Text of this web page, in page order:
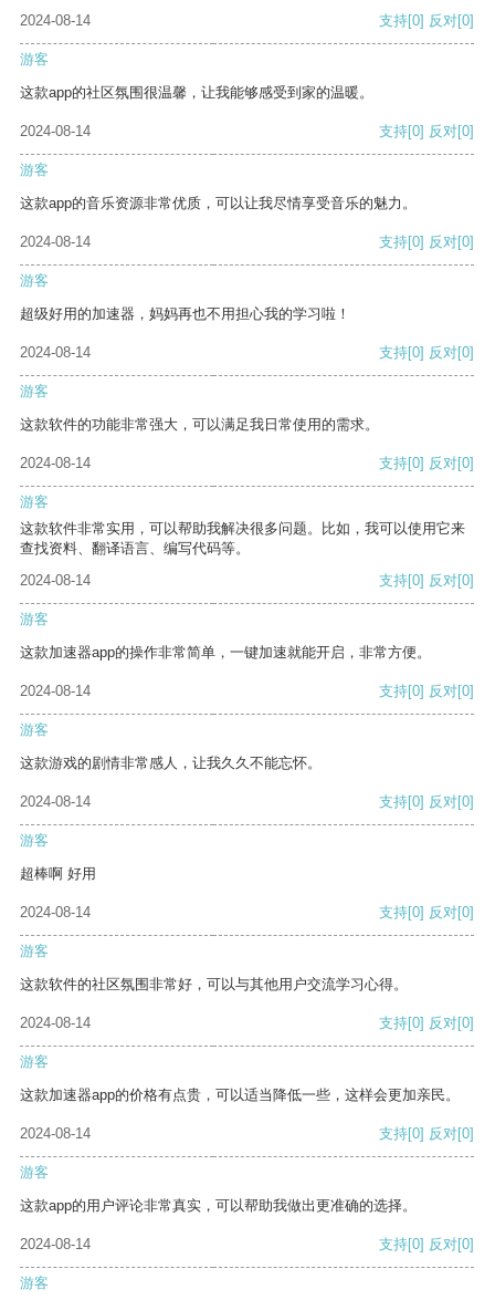
2024-08-14 支持[0] 反对[0]
游客
这款app的社区氛围很温馨，让我能够感受到家的温暖。
2024-08-14 支持[0] 反对[0]
游客
这款app的音乐资源非常优质，可以让我尽情享受音乐的魅力。
2024-08-14 支持[0] 反对[0]
游客
超级好用的加速器，妈妈再也不用担心我的学习啦！
2024-08-14 支持[0] 反对[0]
游客
这款软件的功能非常强大，可以满足我日常使用的需求。
2024-08-14 支持[0] 反对[0]
游客
这款软件非常实用，可以帮助我解决很多问题。比如，我可以使用它来
查找资料、翻译语言、编写代码等。
2024-08-14
支持[0] 反对[0]
游客
这款加速器app的操作非常简单，一键加速就能开启，非常方便。
2024-08-14 支持[0] 反对[0]
游客
这款游戏的剧情非常感人，让我久久不能忘怀。
2024-08-14 支持[0] 反对[0]
游客
超棒啊 好用
2024-08-14 支持[0] 反对[0]
游客
这款软件的社区氛围非常好，可以与其他用户交流学习心得。
2024-08-14 支持[0] 反对[0]
游客
这款加速器app的价格有点贵，可以适当降低一些，这样会更加亲民。
2024-08-14 支持[0] 反对[0]
游客
这款app的用户评论非常真实，可以帮助我做出更准确的选择。
2024-08-14 支持[0] 反对[0]
游客